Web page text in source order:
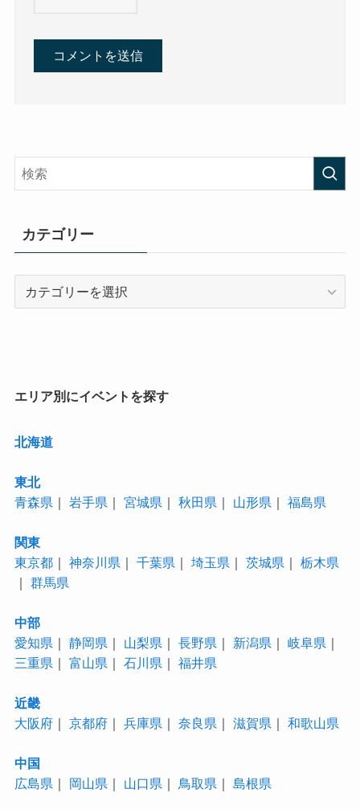
カテゴリー
エリア別にイベントを探す
北海道
東北
青森県 ｜ 岩手県 ｜ 宮城県 ｜ 秋田県 ｜ 山形県 ｜ 福島県
関東
東京都｜ 神奈川県 ｜ 千葉県 ｜ 埼玉県 ｜ 茨城県 ｜ 栃木県
｜ 群馬県
中部
愛知県 ｜ 静岡県 ｜ 山梨県 ｜ 長野県 ｜ 新潟県 ｜ 岐阜県 ｜
三重県 ｜ 富山県 ｜ 石川県 ｜ 福井県
近畿
大阪府｜ 京都府｜ 兵庫県 ｜ 奈良県 ｜ 滋賀県 ｜ 和歌山県
中国
広島県 ｜ 岡山県 ｜ 山口県 ｜ 鳥取県 ｜ 島根県